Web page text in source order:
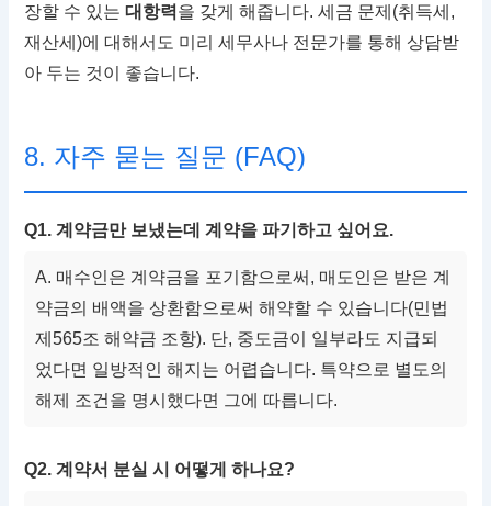
장할 수 있는대항력 을 갖게 해줍니다. 세금 문제(취득세,
재산세)에 대해서도 미리 세무사나 전문가를 통해 상담받
아 두는 것이 좋습니다.
8. 자주 묻는 질문 (FAQ)
Q1. 계약금만 보냈는데 계약을 파기하고 싶어요.
A. 매수인은 계약금을 포기함으로써, 매도인은 받은 계
약금의 배액을 상환함으로써 해약할 수 있습니다(민법
제565조 해약금 조항). 단, 중도금이 일부라도 지급되
었다면 일방적인 해지는 어렵습니다. 특약으로 별도의
해제 조건을 명시했다면 그에 따릅니다.
Q2. 계약서 분실 시 어떻게 하나요?